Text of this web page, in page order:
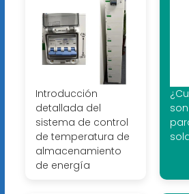
Introducción
detallada del
sistema de control
de temperatura de
almacenamiento
de energía